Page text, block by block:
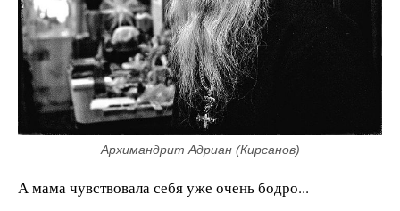
Архимандрит Адриан (Кирсанов)
А мама чувствовала себя уже очень бодро...